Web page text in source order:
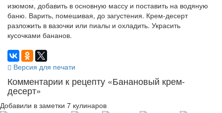
изюмом, добавить в основную массу и поставить на водяную
баню. Варить, помешивая, до загустения. Крем-десерт
разложить в вазочки или пиалы и охладить. Украсить
кусочками бананов.
Версия для печати
Комментарии к рецепту «Банановый крем-
десерт»
Добавили в заметки 7 кулинаров